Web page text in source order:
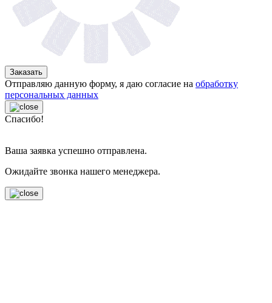
Заказать
Отправляю данную форму, я даю согласие на обработку
персональных данных
Спасибо!
Ваша заявка успешно отправлена.
Ожидайте звонка нашего менеджера.